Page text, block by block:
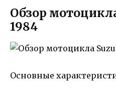
Обзор
1984
Основные